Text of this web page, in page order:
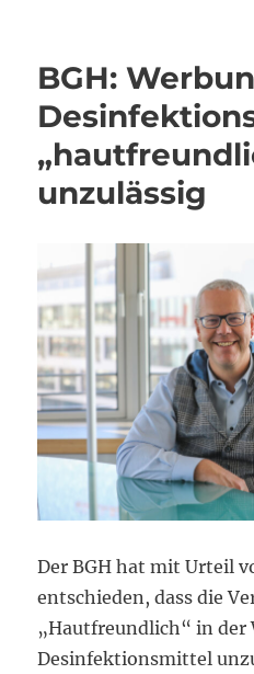
BGH:
unzulässig
Der BGH hat mit Urteil
entschieden, dass die
„Hautfreundlich“ in der
Desinfektionsmittel